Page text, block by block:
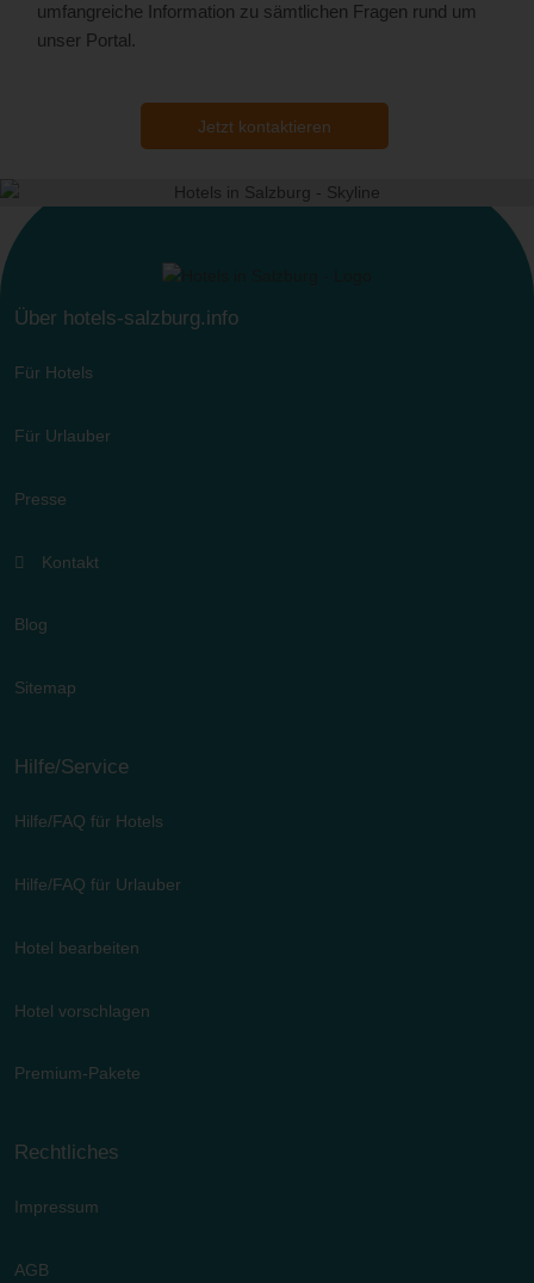
umfangreiche Information zu sämtlichen Fragen rund um
unser Portal.
Jetzt kontaktieren
Über hotels-salzburg.info
Für Hotels
Für Urlauber
Presse
Kontakt
Blog
Sitemap
Hilfe/Service
Hilfe/FAQ für Hotels
Hilfe/FAQ für Urlauber
Hotel bearbeiten
Hotel vorschlagen
Premium-Pakete
Rechtliches
Impressum
AGB